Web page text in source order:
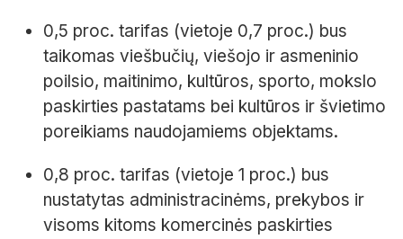
0,5 proc. tarifas (vietoje 0,7 proc.) bus
taikomas viešbučių, viešojo ir asmeninio
poilsio, maitinimo, kultūros, sporto, mokslo
paskirties pastatams bei kultūros ir švietimo
poreikiams naudojamiems objektams.
0,8 proc. tarifas (vietoje 1 proc.) bus
nustatytas administracinėms, prekybos ir
visoms kitoms komercinės paskirties